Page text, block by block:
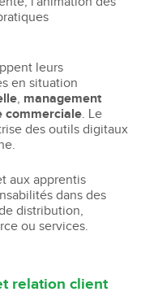
leurs
en situation
, management
commerciale. Le
des outils digitaux
aux apprentis
dans des
distribution,
ou services.
relation client